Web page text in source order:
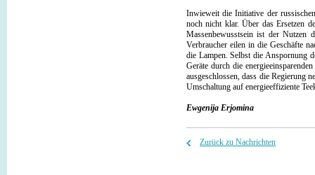
Inwieweit die Initiative der
noch nicht klar. Über das Ersetzen
Massenbewusstsein ist der Nutzen
Verbraucher eilen in die Geschäfte
die Lampen. Selbst die Anspornung
Geräte durch die
ausgeschlossen, dass die Regierung
Umschaltung auf energieeffiziente
Ewgenija Erjomina
Zurück zu Nachrichten